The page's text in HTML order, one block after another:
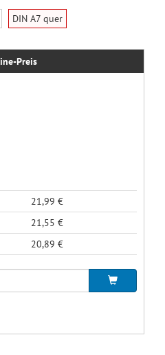
DIN A7 quer
Preis
21,99 €
21,55 €
20,89 €